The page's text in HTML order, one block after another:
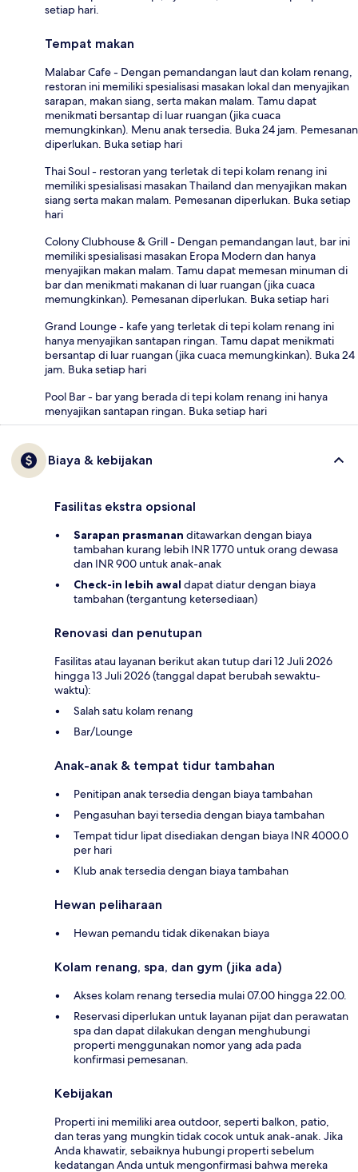
setiap hari.
Tempat makan
Malabar Cafe - Dengan pemandangan laut dan kolam renang,
restoran ini memiliki spesialisasi masakan lokal dan menyajikan
sarapan, makan siang, serta makan malam. Tamu dapat
menikmati bersantap di luar ruangan (jika cuaca
memungkinkan). Menu anak tersedia. Buka 24 jam. Pemesanan
diperlukan. Buka setiap hari
Thai Soul - restoran yang terletak di tepi kolam renang ini
memiliki spesialisasi masakan Thailand dan menyajikan makan
siang serta makan malam. Pemesanan diperlukan. Buka setiap
hari
Colony Clubhouse & Grill - Dengan pemandangan laut, bar ini
memiliki spesialisasi masakan Eropa Modern dan hanya
menyajikan makan malam. Tamu dapat memesan minuman di
bar dan menikmati makanan di luar ruangan (jika cuaca
memungkinkan). Pemesanan diperlukan. Buka setiap hari
Grand Lounge - kafe yang terletak di tepi kolam renang ini
hanya menyajikan santapan ringan. Tamu dapat menikmati
bersantap di luar ruangan (jika cuaca memungkinkan). Buka 24
jam. Buka setiap hari
Pool Bar - bar yang berada di tepi kolam renang ini hanya
menyajikan santapan ringan. Buka setiap hari
Biaya & kebijakan
Fasilitas ekstra opsional
Sarapan prasmanan ditawarkan dengan biaya
tambahan kurang lebih INR 1770 untuk orang dewasa
dan INR 900 untuk anak-anak
Check-in lebih awal dapat diatur dengan biaya
tambahan (tergantung ketersediaan)
Renovasi dan penutupan
Fasilitas atau layanan berikut akan tutup dari 12 Juli 2026
hingga 13 Juli 2026 (tanggal dapat berubah sewaktu-
waktu):
Salah satu kolam renang
Bar/Lounge
Anak-anak & tempat tidur tambahan
Penitipan anak tersedia dengan biaya tambahan
Pengasuhan bayi tersedia dengan biaya tambahan
Tempat tidur lipat disediakan dengan biaya INR 4000.0
per hari
Klub anak tersedia dengan biaya tambahan
Hewan peliharaan
Hewan pemandu tidak dikenakan biaya
Kolam renang, spa, dan gym (jika ada)
Akses kolam renang tersedia mulai 07.00 hingga 22.00.
Reservasi diperlukan untuk layanan pijat dan perawatan
spa dan dapat dilakukan dengan menghubungi
properti menggunakan nomor yang ada pada
konfirmasi pemesanan.
Kebijakan
Properti ini memiliki area outdoor, seperti balkon, patio,
dan teras yang mungkin tidak cocok untuk anak-anak. Jika
Anda khawatir, sebaiknya hubungi properti sebelum
kedatangan Anda untuk mengonfirmasi bahwa mereka